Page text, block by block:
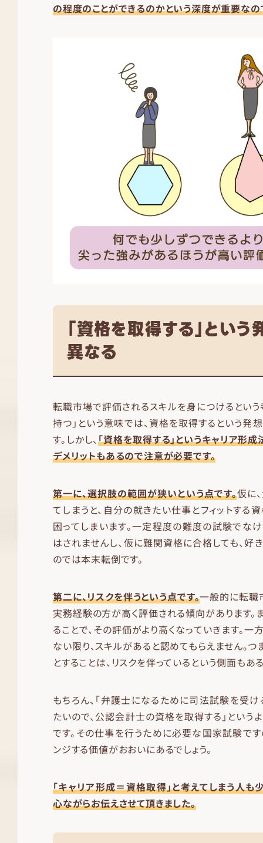
の程度のことができるのかという深度が重要なの
「資格を取得する」という
異なる
転職市場で評価されるスキルを身につけるという
持つ」という意味では、資格を取得するという発
す。しかし、「資格を取得する」というキャリア形
デメリットもあるので注意が必要です。
第一に、選択肢の範囲が狭いという点です。仮に
てしまうと、自分の就きたい仕事とフィットする
困ってしまいます。一定程度の難度の試験でな
はされませんし、仮に難関資格に合格しても、好
のでは本末転倒です。
第二に、リスクを伴うという点です。一般的に転職
実務経験の方が高く評価される傾向があります。
ることで、その評価がより高くなっていきます。
ない限り、スキルがあると認めてもらえません。
とすることは、リスクを伴っているという側面もあ
もちろん、「弁護士になるために司法試験を受け
たいので、公認会計士の資格を取得する」という
です。その仕事を行うために必要な国家試験です
ンジする価値がおおいにあるでしょう。
「キャリア形成＝資格取得」と考えてしまう人も
心ながらお伝えさせて頂きました。